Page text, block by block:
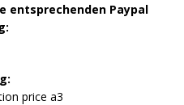
entsprechenden Paypal
price a3